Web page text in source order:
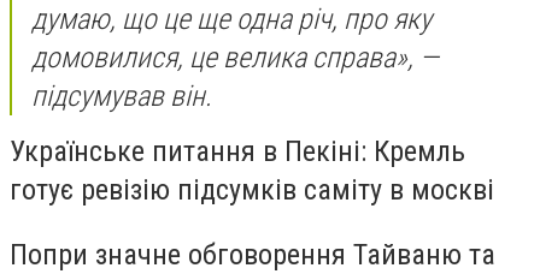
думаю, що це ще одна річ, про яку
домовилися, це велика справа», —
підсумував він.
Українське питання в Пекіні: Кремль
готує ревізію підсумків саміту в москві
Попри значне обговорення Тайваню та